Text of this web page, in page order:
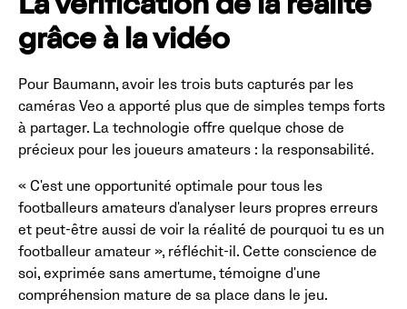
La vérification de la réalité
grâce à la vidéo
Pour Baumann, avoir les trois buts capturés par les
caméras Veo a apporté plus que de simples temps forts
à partager. La technologie offre quelque chose de
précieux pour les joueurs amateurs : la responsabilité.
« C'est une opportunité optimale pour tous les
footballeurs amateurs d'analyser leurs propres erreurs
et peut-être aussi de voir la réalité de pourquoi tu es un
footballeur amateur », réfléchit-il. Cette conscience de
soi, exprimée sans amertume, témoigne d'une
compréhension mature de sa place dans le jeu.